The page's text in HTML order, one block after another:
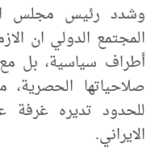
وشدد رئيس مجلس
المجتمع الدولي ان
أطراف سياسية، بل
صلاحياتها
للحدود تديره غرفة
الايراني.